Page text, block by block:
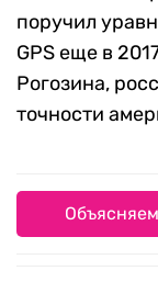
поручил
GPS еще в
Рогозина,
точности